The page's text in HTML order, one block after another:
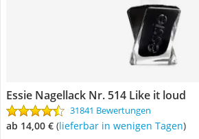
Essie Nagellack Nr. 514 Like it loud
31841 Bewertungen
ab 14,00 € ( Lieferbar in wenigen Tagen)